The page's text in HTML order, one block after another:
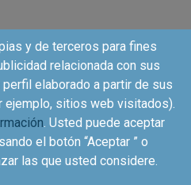
que opines
elreintegrode la compra
de envío incluídos.
y de terceros para fines
relacionada con sus
elaborado a partir de sus
ejemplo, sitios web visitados).
. Usted puede aceptar
el botón “Aceptar ” o
las que usted considere.